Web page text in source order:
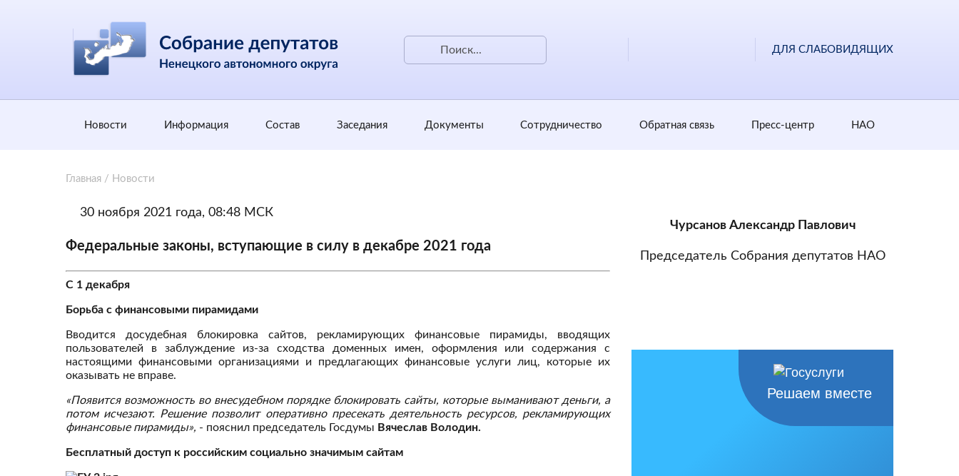
ДЛЯ СЛАБОВИДЯЩИХ
Новости Информация Состав Заседания Документы Сотрудничество Обратная cвязь Пресс-центр НАО
Главная / Новости
30 ноября 2021 года, 08:48 МСК
Федеральные законы, вступающие в силу в декабре 2021 года
С 1 декабря
Борьба с финансовыми пирамидами
Вводится досудебная блокировка сайтов, рекламирующих финансовые пирамиды, вводящих
пользователей в заблуждение из-за сходства доменных имен, оформления или содержания с
настоящими финансовыми организациями и предлагающих финансовые услуги лиц, которые их
оказывать не вправе.
«Появится возможность во внесудебном порядке блокировать сайты, которые выманивают деньги, а
потом исчезают. Решение позволит оперативно пресекать деятельность ресурсов, рекламирующих
финансовые пирамиды», - пояснил председатель Госдумы Вячеслав Володин.
Бесплатный доступ к российским социально значимым сайтам
Чурсанов Александр Павлович
Председатель Собрания депутатов НАО
Решаем вместе